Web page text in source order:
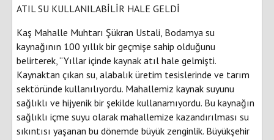
ATIL SU KULLANILABİLİR HALE GELDİ
Kaş Mahalle Muhtarı Şükran Ustali, Bodamya su
kaynağının 100 yıllık bir geçmişe sahip olduğunu
belirterek, “Yıllar içinde kaynak atıl hale gelmişti.
Kaynaktan çıkan su, alabalık üretim tesislerinde ve tarım
sektöründe kullanılıyordu. Mahallemiz kaynak suyunu
sağlıklı ve hijyenik bir şekilde kullanamıyordu. Bu kaynağın
sağlıklı içme suyu olarak mahallemize kazandırılması su
sıkıntısı yaşanan bu dönemde büyük zenginlik. Büyükşehir